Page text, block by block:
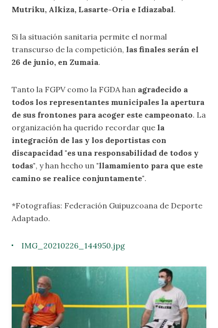
Mutriku, Alkiza, Lasarte-Oria e Idiazabal.
Si la situación sanitaria permite el normal
transcurso de la competición, las finales serán el
26 de junio, en Zumaia.
Tanto la FGPV como la FGDA han agradecido a
todos los representantes municipales la apertura
de sus frontones para acoger este campeonato. La
organización ha querido recordar que la
integración de las y los deportistas con
discapacidad "es una responsabilidad de todos y
todas", y han hecho un "llamamiento para que este
camino se realice conjuntamente".
*Fotografías: Federación Guipuzcoana de Deporte
Adaptado.
IMG_20210226_144950.jpg